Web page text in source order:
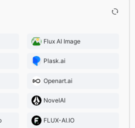
Flux AI Image
Plask.ai
Openart.ai
NovelAI
FLUX-AI.IO